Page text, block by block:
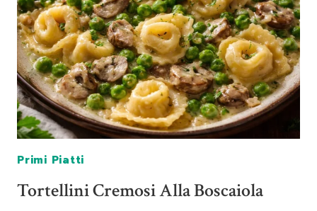
Primi Piatti
Tortellini Cremosi Alla Boscaiola